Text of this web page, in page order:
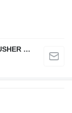
POLYGONMACH ASPHALT CONCRETE CRUSHER SYSTEMS